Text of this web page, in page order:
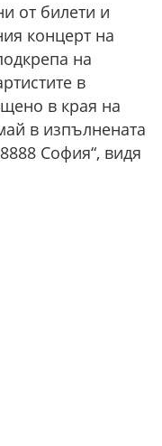
от билети и
концерт на
на
в
в края на
в изпълнената
София“, видя